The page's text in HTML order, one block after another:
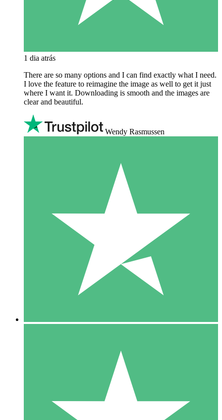
1 dia atrás
There are so many options and I can find exactly what I need.
I love the feature to reimagine the image as well to get it just
where I want it. Downloading is smooth and the images are
clear and beautiful.
Wendy Rasmussen